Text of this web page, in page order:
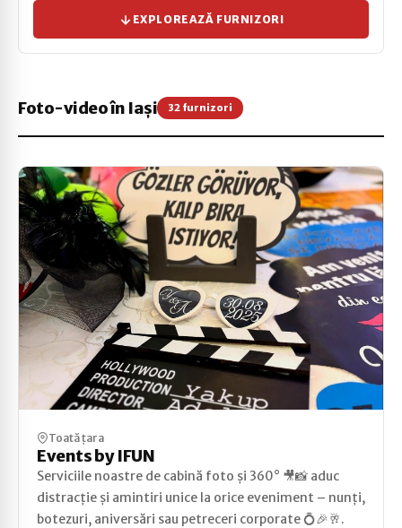
EXPLOREAZĂ FURNIZORI
Foto-video în Iași 32 furnizori
Toată țara
Events by IFUN
Serviciile noastre de cabină foto și 360° 🎥📸 aduc
distracție și amintiri unice la orice eveniment – nunți,
botezuri, aniversări sau petreceri corporate 💍🎉🥂.